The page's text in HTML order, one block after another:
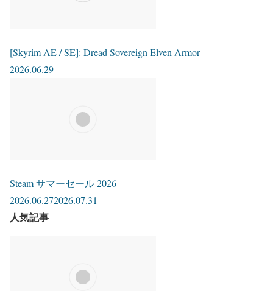
[Skyrim AE / SE]: Dread Sovereign Elven Armor
2026.06.29
Steam サマーセール 2026
2026.06.272026.07.31
人気記事